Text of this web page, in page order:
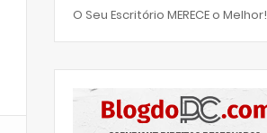
O Seu Escritório MERECE o Melhor!